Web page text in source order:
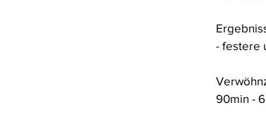
- festere
90min -